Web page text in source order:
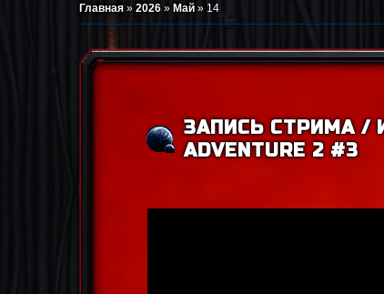
Главная » 2026 » Май » 14
ЗАПИСЬ СТРИМА /
ADVENTURE 2 #3